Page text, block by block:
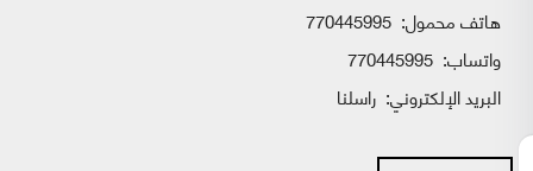
هاتف محمول: 770445995
واتساب:
البريد الإلكتروني: راسلنا